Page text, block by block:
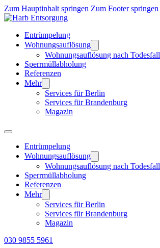
Zum Hauptinhalt springen Zum Footer springen
Entrümpelung
Wohnungsauflösung
Wohnungsauflösung nach Todesfall
Sperrmüllabholung
Referenzen
Mehr
Services für Berlin
Services für Brandenburg
Magazin
Entrümpelung
Wohnungsauflösung
Wohnungsauflösung nach Todesfall
Sperrmüllabholung
Referenzen
Mehr
Services für Berlin
Services für Brandenburg
Magazin
030 9855 5961